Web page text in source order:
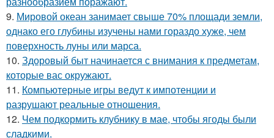
9. Мировой океан занимает свыше 70% площади земли,
однако его глубины изучены нами гораздо хуже, чем
поверхность луны или марса.
10. Здоровый быт начинается с внимания к предметам,
которые вас окружают.
11. Компьютерные игры ведут к импотенции и
разрушают реальные отношения.
12. Чем подкормить клубнику в мае, чтобы ягоды были
сладкими.